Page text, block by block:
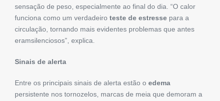
sensação de peso, especialmente ao final do dia. “O calor
funciona como um verdadeiro teste de estresse para a
circulação, tornando mais evidentes problemas que antes
eramsilenciosos”, explica.
Sinais de alerta
Entre os principais sinais de alerta estão o edema
persistente nos tornozelos, marcas de meia que demoram a